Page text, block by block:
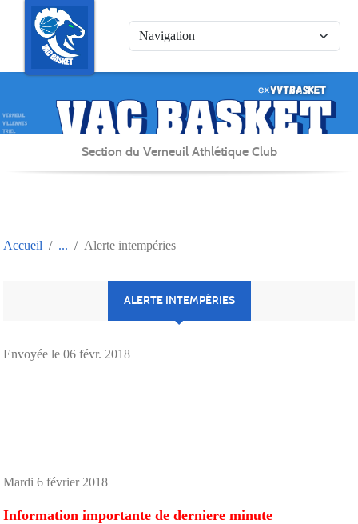
Section du Verneuil Athlétique Club
Accueil Alerte intempéries
ALERTE INTEMPÉRIES
Envoyée le 06 févr. 2018
Mardi 6 février 2018
Information importante de derniere minute
Panneau de gestion des cookies